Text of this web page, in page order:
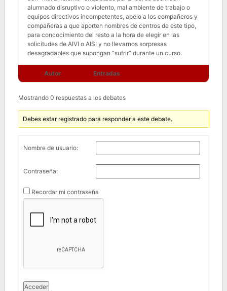
alumnado disruptivo o violento, mal ambiente de trabajo o
equipos directivos incompetentes, apelo a los compañeros y
compañeras a que aporten nombres de centros de este tipo,
para concocimiento del resto a la hora de elegir en las
solicitudes de AIVI o AISI y no llevarnos sorpresas
desagradables que supongan “sufrir” durante un curso.
Autor Entradas
Mostrando 0 respuestas a los debates
Debes estar registrado para responder a este debate.
Nombre de usuario:
Contraseña:
Recordar mi contraseña
Acceder